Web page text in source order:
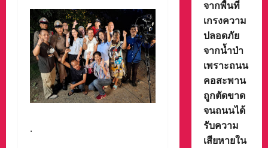
.
จากพื้นที่
เกรงความ
ปลอดภัย
จากน้ำป่า
เพราะถนน
คอสะพาน
ถูกตัดขาด
จนถนนได้
รับความ
เสียหายใน